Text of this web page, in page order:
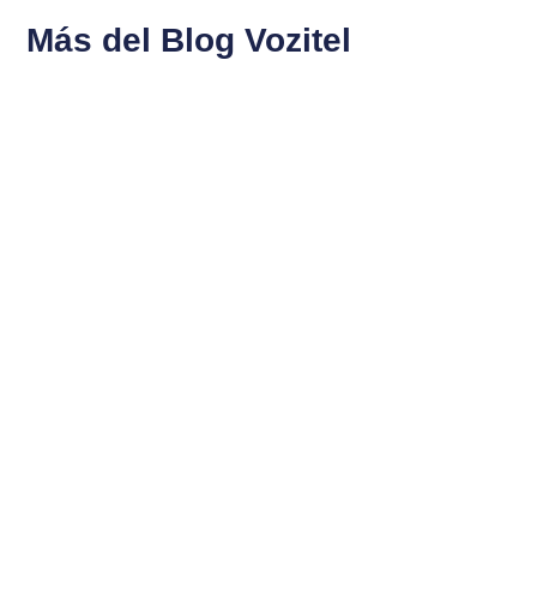
Más del Blog Vozitel